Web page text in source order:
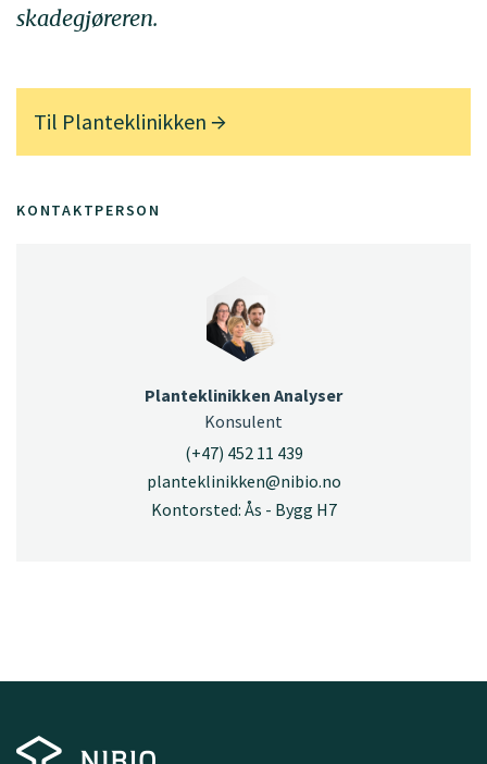
skadegjøreren.
Til Planteklinikken
KONTAKTPERSON
Planteklinikken Analyser
Konsulent
(+47) 452 11 439
planteklinikken@nibio.no
Kontorsted: Ås - Bygg H7